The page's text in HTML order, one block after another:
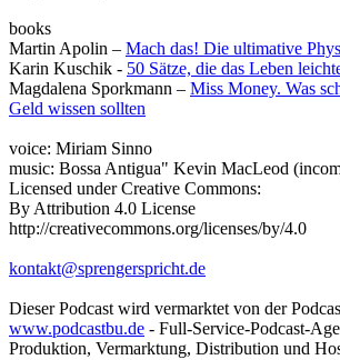
books
Martin Apolin – Mach das! Die ultimative
Karin Kuschik - 50 Sätze, die das Leben
Magdalena Sporkmann – Miss Money. Was
Geld wissen sollten
voice: Miriam Sinno
music: Bossa Antigua" Kevin MacLeod
Licensed under Creative Commons:
By Attribution 4.0 License
http://creativecommons.org/licenses/by/4.0
kontakt@sprengerspricht.de
Dieser Podcast wird vermarktet von der
www.podcastbu.de - Full-Service-Podcast-
Produktion, Vermarktung, Distribution und